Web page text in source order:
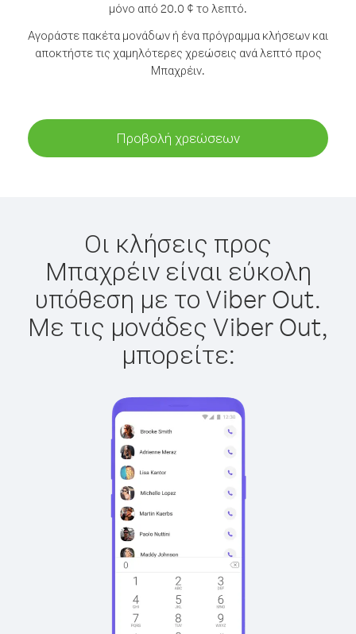
μόνο από 20.0 ¢ το λεπτό.
Αγοράστε πακέτα μονάδων ή ένα πρόγραμμα κλήσεων και
αποκτήστε τις χαμηλότερες χρεώσεις ανά λεπτό προς
Μπαχρέιν.
Προβολή χρεώσεων
Οι κλήσεις προς
Μπαχρέιν είναι εύκολη
υπόθεση με το Viber Out.
Με τις μονάδες Viber Out,
μπορείτε: